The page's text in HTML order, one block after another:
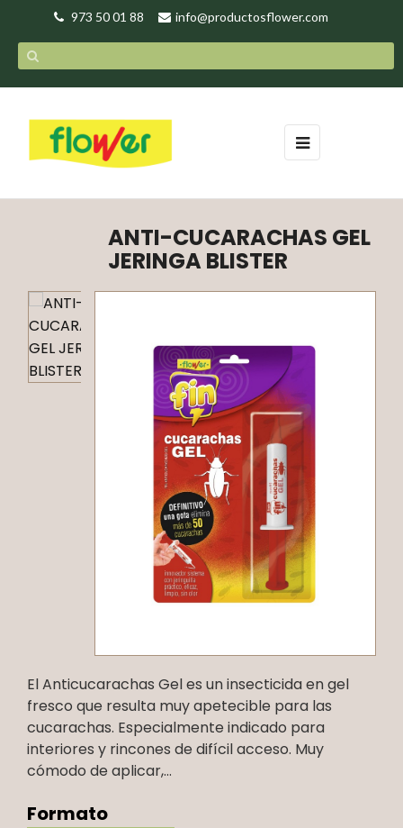
973 50 01 88 info@productosflower.com
Navegación
de
☰
ANTI-CUCARACHAS GEL
JERINGA BLISTER
El Anticucarachas Gel es un insecticida en gel
fresco que resulta muy apetecible para las
cucarachas. Especialmente indicado para
interiores y rincones de difícil acceso. Muy
cómodo de aplicar,...
Formato